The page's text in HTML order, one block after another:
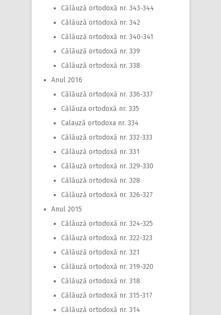
Călăuză ortodoxă nr. 343-344
Călăuză ortodoxă nr. 342
Călăuză ortodoxă nr. 340-341
Călăuză ortodoxă nr. 339
Călăuză ortodoxă nr. 338
Anul 2016
Călăuză ortodoxă nr. 336-337
Călăuza ortodoxă nr. 335
Calauză ortodoxa nr. 334
Călăuză ortodoxă nr. 332-333
Călăuză ortodoxă nr. 331
Călăuză ortodoxă nr. 329-330
Călăuză ortodoxă nr. 328
Călăuză ortodoxă nr. 326-327
Anul 2015
Călăuză ortodoxă nr. 324-325
Călăuză ortodoxă nr. 322-323
Călăuză ortodoxă nr. 321
Călăuză ortodoxă nr. 319-320
Călăuză ortodoxă nr. 318
Călăuză ortodoxă nr. 315-317
Călăuză ortodoxă nr. 314